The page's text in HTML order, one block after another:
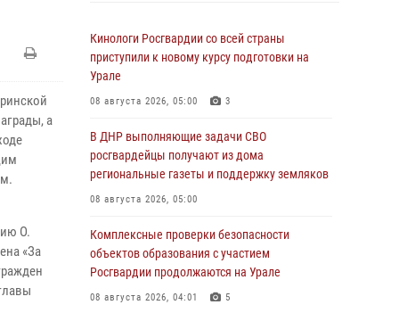
а
О.
«За
Кинологи Росгвардии со всей страны
приступили к новому курсу подготовки на
Урале
08 августа 2026, 05:00 3
В ДНР выполняющие задачи СВО
росгвардейцы получают из дома
региональные газеты и поддержку земляков
08 августа 2026, 05:00
Комплексные проверки безопасности
объектов образования с участием
Росгвардии продолжаются на Урале
08 августа 2026, 04:01 5